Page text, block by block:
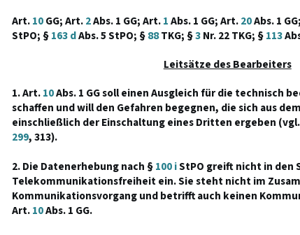
Art.10GG; Art.2Abs. 1 GG; Art.1Abs. 1 GG; Art.20Abs. 1
StPO; §163 dAbs. 5 StPO; §88TKG; §3Nr. 22 TKG; §113
Leitsätze des Bearbeiters
1. Art.10Abs. 1 GG soll einen Ausgleich für die technisch
schaffen und will den Gefahren begegnen, die sich aus
einschließlich der Einschaltung eines Dritten ergeben (vgl.
299, 313).
2. Die Datenerhebung nach §100 iStPO greift nicht in den
Telekommunikationsfreiheit ein. Sie steht nicht im
Kommunikationsvorgang und betrifft auch keinen
Art.10Abs. 1 GG.